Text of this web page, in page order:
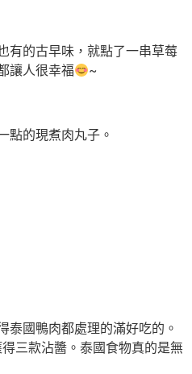
有的古早味，就點了一串草莓
讓人很幸福
~
點的現煮肉丸子。
國鴨肉都處理的滿好吃的。
三款沾醬。泰國食物真的是無